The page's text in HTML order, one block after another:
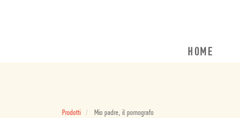
HOME
Prodotti Mio padre, il pornografo